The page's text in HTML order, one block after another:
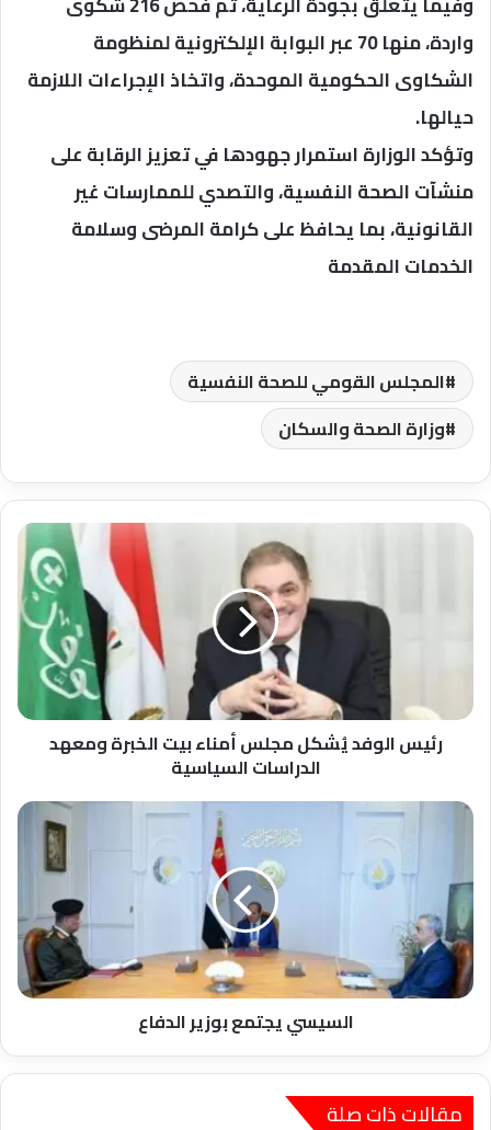
واردة، منها 70 عبر البوابة الإلكترونية لمنظومة
الشكاوى الحكومية الموحدة، واتخاذ الإجراءات اللازمة
حيالها.
وتؤكد الوزارة استمرار جهودها في تعزيز الرقابة على
منشآت الصحة النفسية، والتصدي للممارسات غير
القانونية، بما يحافظ على كرامة المرضى وسلامة
الخدمات المقدمة
المجلس القومي للصحة النفسية
وزارة الصحة والسكان
رئيس
الدراسات
السياسيةرئيس الوفد يُشكل مجلس أمناء بيت الخبرة ومعهد
الدراسات السياسية
السيسي
الدفاع
السيسي يجتمع بوزير الدفاع
مقالات ذات صلة